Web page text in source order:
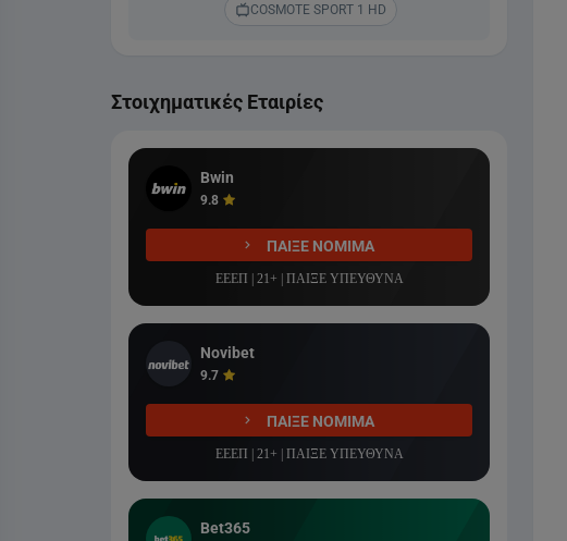
COSMOTE SPORT 1 HD
ΣΠΟΡΤΙΝΓΚ
Στοιχηματικές Εταιρίες
Bwin
9.8
ΠΑΙΞΕ ΝΟΜΙΜΑ
ΕΕΕΠ | 21+ | ΠΑΙΞΕ ΥΠΕΥΘΥΝΑ
Novibet
9.7
ΠΑΙΞΕ ΝΟΜΙΜΑ
ΕΕΕΠ | 21+ | ΠΑΙΞΕ ΥΠΕΥΘΥΝΑ
Bet365